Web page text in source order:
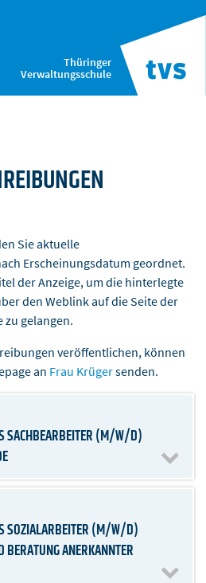
Thüringer
Verwaltungsschule
Sie aktuelle
Erscheinungsdatum geordnet.
der Anzeige, um die hinterlegte
den Weblink auf die Seite der
zu gelangen.
veröffentlichen, können
an Frau Krügersenden.
SACHBEARBEITER (M/W/D)
SOZIALARBEITER (M/W/D)
BERATUNG ANERKANNTER